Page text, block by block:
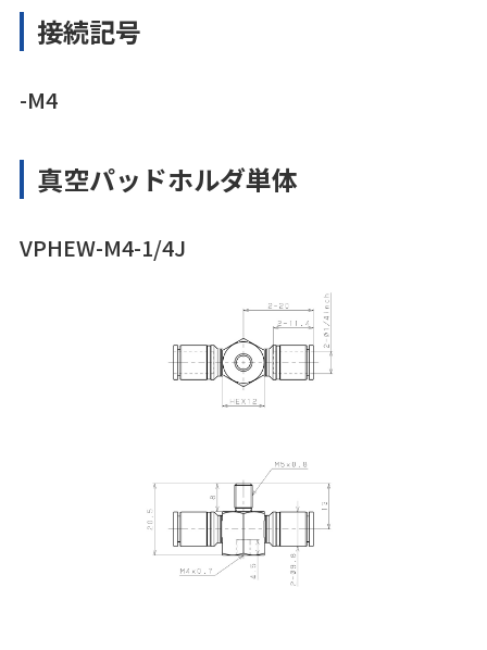
接続記号
-M4
真空パッドホルダ単体
VPHEW-M4-1/4J